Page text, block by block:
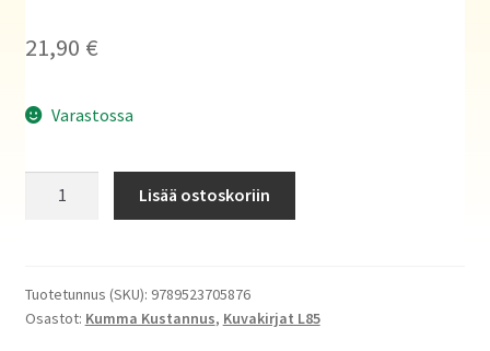
21,90 €
Varastossa
määrä
Lisää ostoskoriin
Tuotetunnus (SKU): 9789523705876
Osastot: Kumma Kustannus, Kuvakirjat L85